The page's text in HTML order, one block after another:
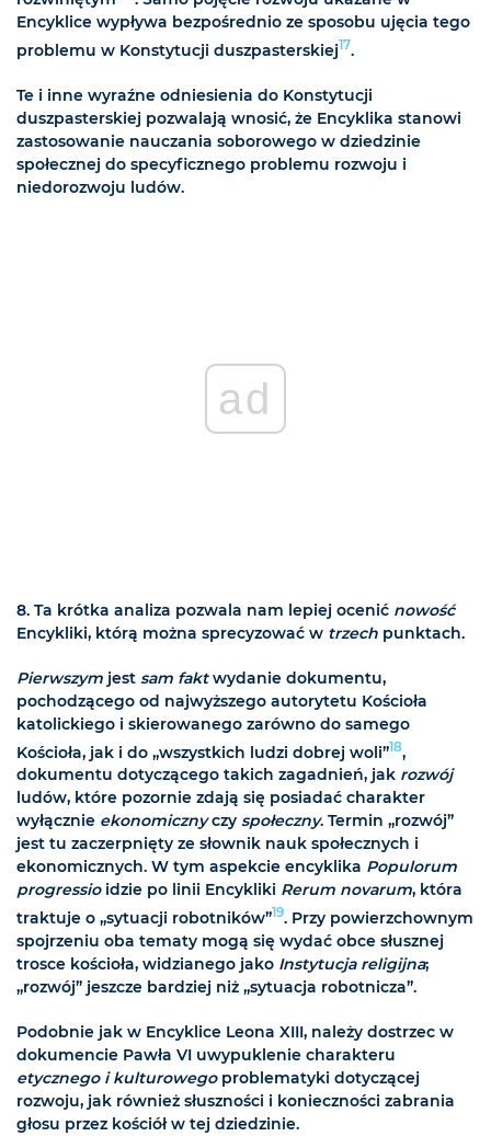
Encyklice wypływa bezpośrednio ze sposobu ujęcia tego
problemu w Konstytucji duszpasterskiej17.
Te i inne wyraźne odniesienia do Konstytucji
duszpasterskiej pozwalają wnosić, że Encyklika stanowi
zastosowanie nauczania soborowego w dziedzinie
społecznej do specyficznego problemu rozwoju i
niedorozwoju ludów.
ad
8. Ta krótka analiza pozwala nam lepiej ocenić nowość
Encykliki, którą można sprecyzować w trzech punktach.
Pierwszym jest sam faktwydanie dokumentu,
pochodzącego od najwyższego autorytetu Kościoła
katolickiego i skierowanego zarówno do samego
Kościoła, jak i do „wszystkich ludzi dobrej woli”18,
dokumentu dotyczącego takich zagadnień, jak rozwój
ludów, które pozornie zdają się posiadać charakter
wyłącznie ekonomicznyczy społeczny. Termin „rozwój”
jest tu zaczerpnięty ze słownik nauk społecznych i
ekonomicznych. W tym aspekcie encyklika Populorum
progressioidzie po linii Encykliki Rerum novarum, która
traktuje o „sytuacji robotników”19. Przy powierzchownym
spojrzeniu oba tematy mogą się wydać obce słusznej
trosce kościoła, widzianego jako Instytucja religijna;
„rozwój” jeszcze bardziej niż „sytuacja robotnicza”.
Podobnie jak w Encyklice Leona XIII, należy dostrzec w
dokumencie Pawła VI uwypuklenie charakteru
etycznego i kulturowegoproblematyki dotyczącej
rozwoju, jak również słuszności i konieczności zabrania
głosu przez kościół w tej dziedzinie.